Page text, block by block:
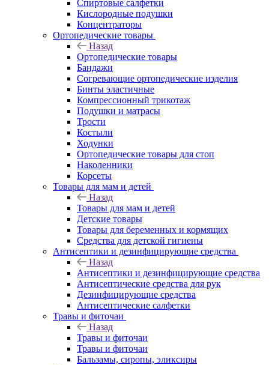
Спиртовые салфетки
Кислородные подушки
Концентраторы
Ортопедические товары
Назад
Ортопедические товары
Бандажи
Согревающие ортопедические изделия
Бинты эластичные
Компрессионный трикотаж
Подушки и матрасы
Трости
Костыли
Ходунки
Ортопедические товары для стоп
Наколенники
Корсеты
Товары для мам и детей
Назад
Товары для мам и детей
Детские товары
Товары для беременных и кормящих
Средства для детской гигиены
Антисептики и дезинфицирующие средства
Назад
Антисептики и дезинфицирующие средства
Антисептические средства для рук
Дезинфицирующие средства
Антисептические салфетки
Травы и фиточаи
Назад
Травы и фиточаи
Травы и фиточаи
Бальзамы, сиропы, эликсиры